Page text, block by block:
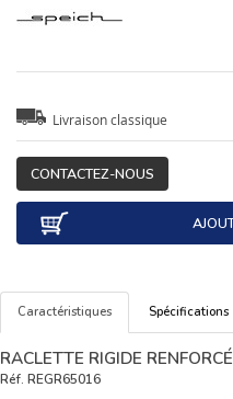
Livraison classique
CONTACTEZ-NOUS
Caractéristiques Spécifications
RACLETTE RIGIDE
Réf. REGR65016